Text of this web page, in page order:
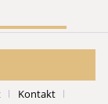
Kontakt